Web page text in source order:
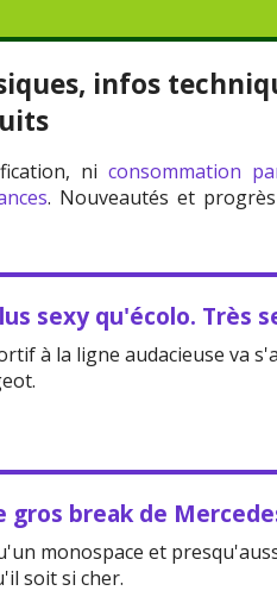
infos
ni consommation
. Nouveautés et
sexy qu'écolo. Très
à la ligne audacieuse va
gros break de
monospace et
soit si cher.